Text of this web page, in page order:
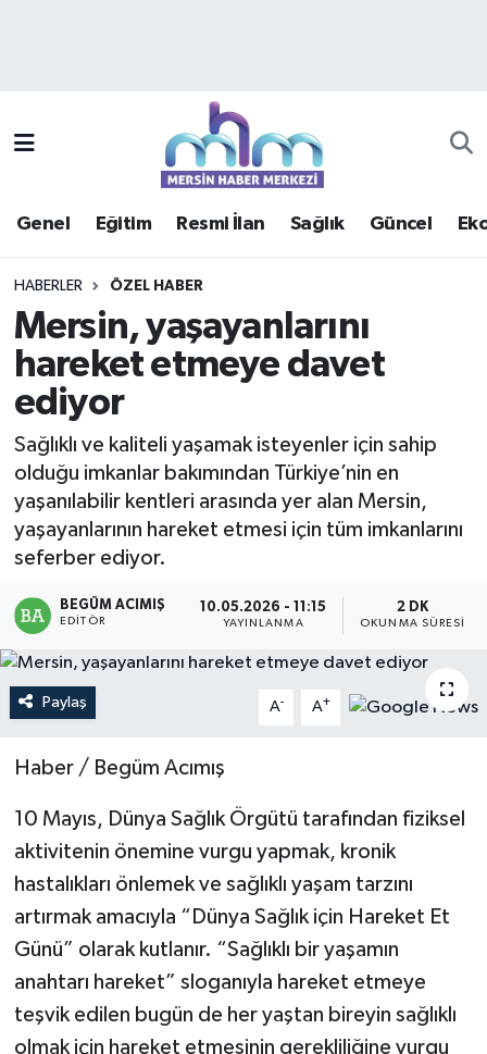
Genel Eğitim Resmi İlan Sağlık Güncel
HABERLER ÖZEL HABER
Mersin, yaşayanlarını
hareket etmeye davet
ediyor
Sağlıklı ve kaliteli yaşamak isteyenler için sahip
olduğu imkanlar bakımından Türkiye’nin en
yaşanılabilir kentleri arasında yer alan Mersin,
yaşayanlarının hareket etmesi için tüm imkanlarını
seferber ediyor.
BEGÜM ACIMIŞ
EDITÖR
10.05.2026 - 11:15
YAYINLANMA
2 DK
OKUNMA SÜRESI
Paylaş A- A+
Haber / Begüm Acımış
10 Mayıs, Dünya Sağlık Örgütü tarafından fiziksel
aktivitenin önemine vurgu yapmak, kronik
hastalıkları önlemek ve sağlıklı yaşam tarzını
artırmak amacıyla “Dünya Sağlık için Hareket Et
Günü” olarak kutlanır. “Sağlıklı bir yaşamın
anahtarı hareket” sloganıyla hareket etmeye
teşvik edilen bugün de her yaştan bireyin sağlıklı
olmak için hareket etmesinin gerekliliğine vurgu
Güncel
Haberde insan
Kültür - Sanat
Magazin
Özel Haber
Sağlık
Spor
Sürmanşet
Teknoloji
Mersin Trafik Yoğunluk Haritası
Süper Lig Puan Durumu ve Fikstür
Haber Arşivi